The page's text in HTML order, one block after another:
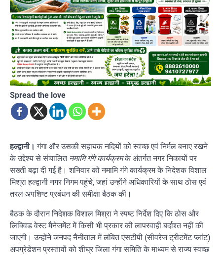
Spread the love
हल्द्वानी। गंगा और उसकी सहायक नदियों को स्वच्छ एवं निर्मल बनाए रखने
के उद्देश्य से संचालित नमामि गंगे कार्यक्रमके अंतर्गत नगर निकायों पर
सख्ती बढ़ा दी गई है। शनिवार को नमामि गंगे कार्यक्रम के निदेशक विशाल
मिश्रा हल्द्वानी नगर निगम पहुंचे, जहां उन्होंने अधिकारियों के साथ ठोस एवं
तरल अपशिष्ट प्रबंधन की समीक्षा बैठक की।
बैठक के दौरान निदेशक विशाल मिश्रा ने स्पष्ट निर्देश दिए कि ठोस और
लिक्विड वेस्ट मैनेजमेंट में किसी भी प्रकार की लापरवाही बर्दाश्त नहीं की
जाएगी। उन्होंने जनपद नैनीताल में लंबित एसटीपी (सीवरेज ट्रीटमेंट प्लांट)
अपग्रेडेशन प्रस्तावों को शीघ्र जिला गंगा समिति के माध्यम से राज्य स्वच्छ